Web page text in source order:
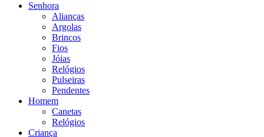
Senhora
Alianças
Argolas
Brincos
Fios
Jóias
Relógios
Pulseiras
Pendentes
Homem
Canetas
Relógios
Criança